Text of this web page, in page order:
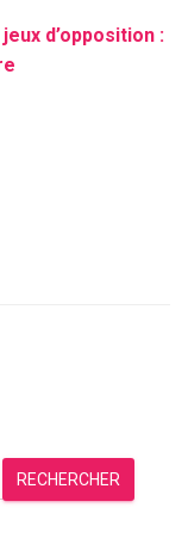
d’opposition :
RECHERCHER